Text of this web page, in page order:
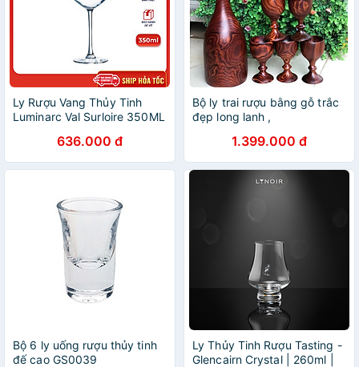
Ly Rượu Vang Thủy Tinh
Luminarc Val Surloire 350ML
636.000 đ
Bộ ly trai rượu bằng gỗ trắc
đẹp long lanh ,
1.399.000 đ
Bộ 6 ly uống rượu thủy tinh
đế cao GS0039
Ly Thủy Tinh Rượu Tasting -
Glencairn Crystal | 260ml |